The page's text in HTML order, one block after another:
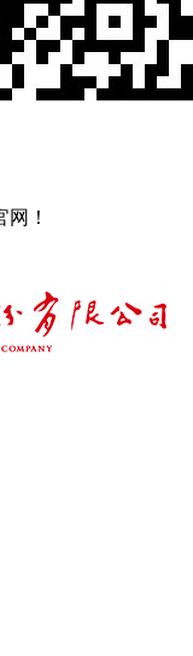
！